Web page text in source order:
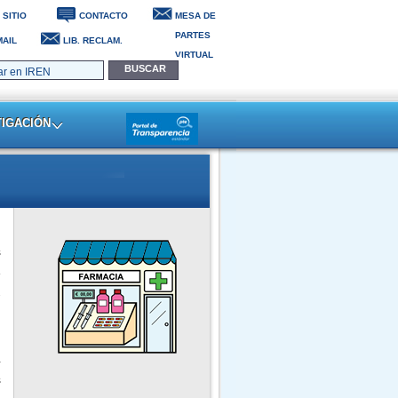
SITIO CONTACTO
MESA DE
PARTES
VIRTUAL
LIB. RECLAM.